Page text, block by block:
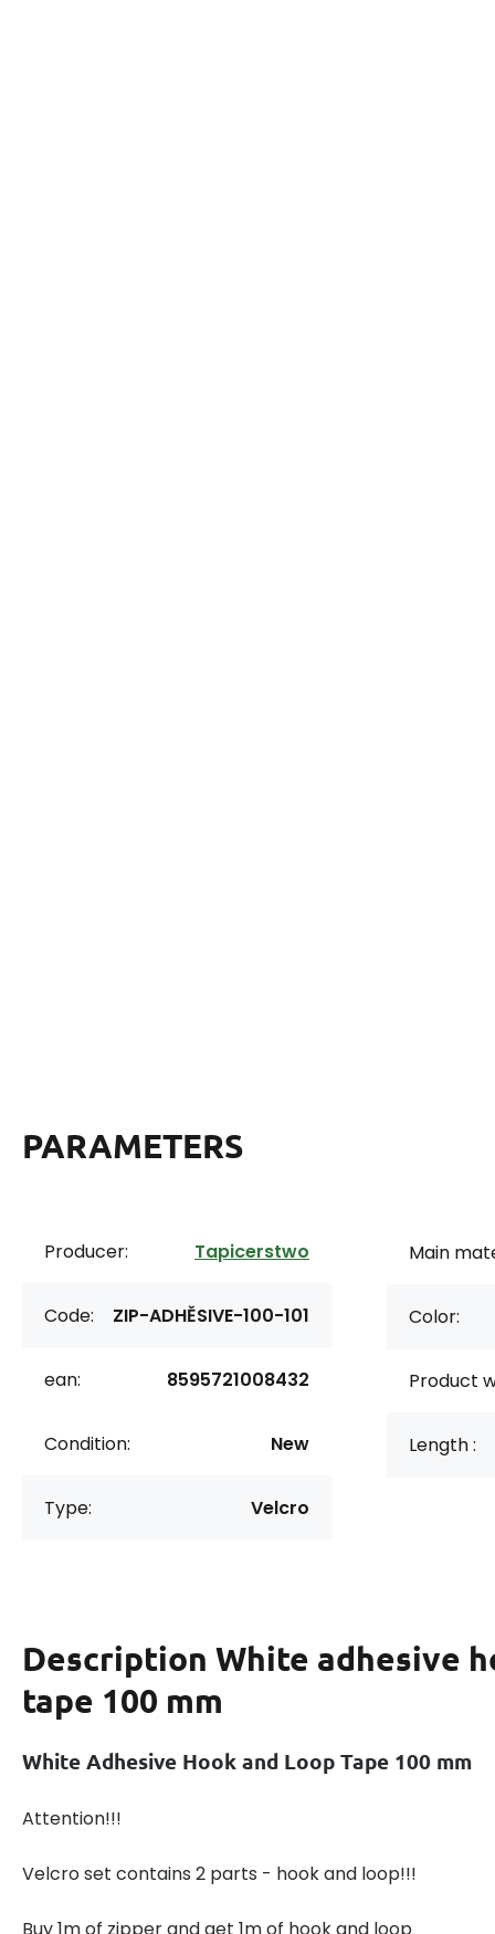
PARAMETERS
Producer: Tapicerstwo
Code: ZIP-ADHĚSIVE-100-101
ean: 8595721008432
Condition: New
Type: Velcro
Main
Color:
Product
Length :
Description White adhesive
tape 100 mm
White Adhesive Hook and Loop Tape 100 mm
Attention!!!
Velcro set contains 2 parts - hook and loop!!!